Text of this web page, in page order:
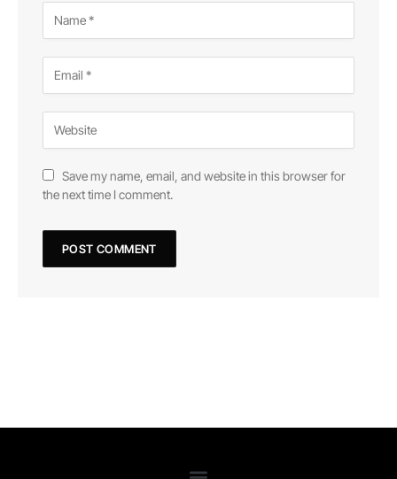
Save my name, email, and website in this browser for
the next time I comment.